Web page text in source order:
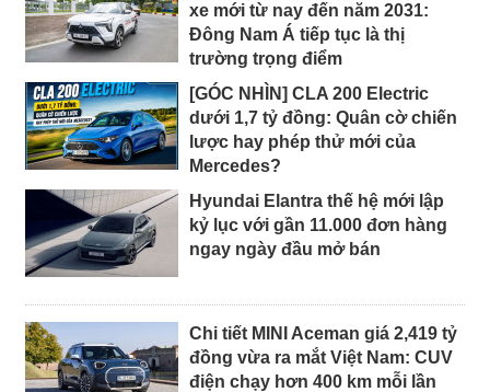
xe mới từ nay đến năm 2031:
Đông Nam Á tiếp tục là thị
trường trọng điểm
[GÓC NHÌN] CLA 200 Electric
dưới 1,7 tỷ đồng: Quân cờ chiến
lược hay phép thử mới của
Mercedes?
Hyundai Elantra thế hệ mới lập
kỷ lục với gần 11.000 đơn hàng
ngay ngày đầu mở bán
Chi tiết MINI Aceman giá 2,419 tỷ
đồng vừa ra mắt Việt Nam: CUV
điện chạy hơn 400 km mỗi lần